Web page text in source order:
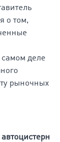
о том,
самом деле
рыночных